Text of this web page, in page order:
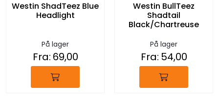
Westin ShadTeez Blue
Headlight
På lager
Fra: 69,00
Westin BullTeez
Shadtail
Black/Chartreuse
På lager
Fra: 54,00